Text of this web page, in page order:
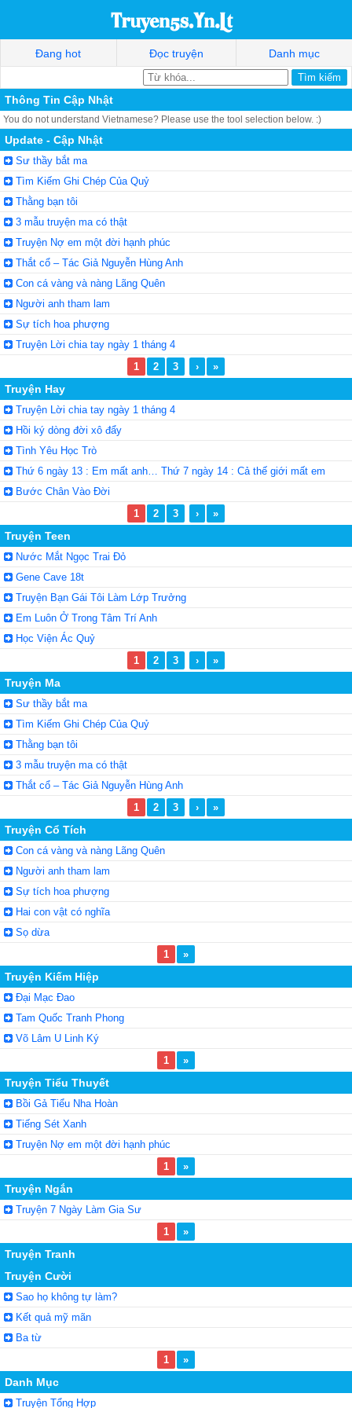
Đang hot Đọc truyện Danh mục
Thông Tin Cập Nhật
You do not understand Vietnamese? Please use the tool selection below. :)
Update - Cập Nhật
Sư thầy bắt ma
Tìm Kiếm Ghi Chép Của Quỷ
Thằng bạn tôi
3 mẫu truyện ma có thật
Truyện Nợ em một đời hạnh phúc
Thắt cổ – Tác Giả Nguyễn Hùng Anh
Con cá vàng và nàng Lãng Quên
Người anh tham lam
Sự tích hoa phượng
Truyện Lời chia tay ngày 1 tháng 4
1
2 3 › »
Truyện Hay
Truyện Lời chia tay ngày 1 tháng 4
Hồi ký dòng đời xô đẩy
Tình Yêu Học Trò
Thứ 6 ngày 13 : Em mất anh… Thứ 7 ngày 14 : Cả thế giới mất em
Bước Chân Vào Đời
1
2 3 › »
Truyện Teen
Nước Mắt Ngọc Trai Đỏ
Gene Cave 18t
Truyện Bạn Gái Tôi Làm Lớp Trưởng
Em Luôn Ở Trong Tâm Trí Anh
Học Viện Ác Quỷ
1
2 3 › »
Truyện Ma
Sư thầy bắt ma
Tìm Kiếm Ghi Chép Của Quỷ
Thằng bạn tôi
3 mẫu truyện ma có thật
Thắt cổ – Tác Giả Nguyễn Hùng Anh
1
2 3 › »
Truyện Cổ Tích
Con cá vàng và nàng Lãng Quên
Người anh tham lam
Sự tích hoa phượng
Hai con vật có nghĩa
Sọ dừa
1
»
Truyện Kiếm Hiệp
Đại Mạc Đao
Tam Quốc Tranh Phong
Võ Lâm U Linh Ký
1
»
Truyện Tiểu Thuyết
Bồi Gả Tiểu Nha Hoàn
Tiếng Sét Xanh
Truyện Nợ em một đời hạnh phúc
1
»
Truyện Ngắn
Truyện 7 Ngày Làm Gia Sư
1
»
Truyện Tranh
Truyện Cười
Sao họ không tự làm?
Kết quả mỹ mãn
Ba từ
1
»
Danh Mục
Truyện Tổng Hợp